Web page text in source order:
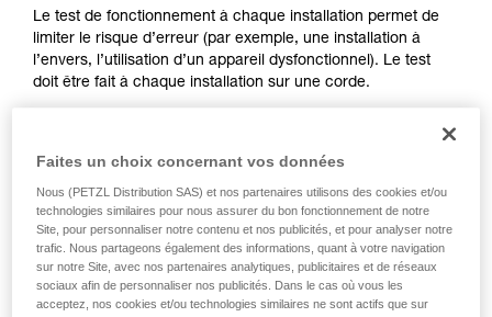
la manipulation, seul, en toute sécurité, avant
de la reproduire en autonomie.
Nous donnons des exemples de techniques
liées à votre activité. Il peut en exister d’autres
Le test de fonctionnement à chaque installation permet de
limiter le risque d’erreur (par exemple, une installation à
l’envers, l’utilisation d’un appareil dysfonctionnel). Le test
doit être fait à chaque installation sur une corde.
Pour l’ASAP LOCK, vérifiez que la fonction LOCK n’est pas
activée avant de faire le test.
Une fois l’ASAP ou ASAP LOCK placé sur la corde, faites
coulisser votre appareil brusquement vers le bas. Un
mouvement rapide de la main permet d’atteindre facilement
la vitesse de 2 m/s, l’appareil doit bloquer. S’il ne bloque pas,
vérifiez votre installation ou inspectez l’état de l’appareil.
Faites un choix concernant vos données
Nous (PETZL Distribution SAS) et nos partenaires utilisons des cookies et/ou
technologies similaires pour nous assurer du bon fonctionnement de notre
Site, pour personnaliser notre contenu et nos publicités, et pour analyser notre
trafic. Nous partageons également des informations, quant à votre navigation
sur notre Site, avec nos partenaires analytiques, publicitaires et de réseaux
sociaux afin de personnaliser nos publicités. Dans le cas où vous les
acceptez, nos cookies et/ou technologies similaires ne sont actifs que sur